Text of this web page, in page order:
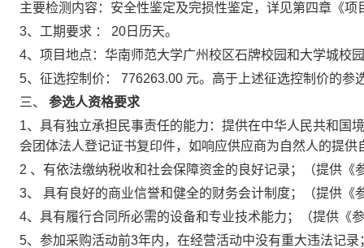
主要检测内容：安全性鉴定及完损性鉴定，详见第四章《项
3、工期要求 ： 20日历天。
4、项目地点：华南师范大学广州校区石牌校园和大学城校园
5、征选控制价： 776263.00 元。高于上述征选控制价的参
三、 参选人资格要求
1、具有独立承担民事责任的能力：提供在中华人民共和国
会团体法人登记证书复印件，如响应供应商为自然人的提
2 、有依法缴纳税收和社会保障资金的良好记录；（提供《
3、 具有良好的商业信誉和健全的财务会计制度；（提供《
4、具有履行合同所必需的设备和专业技术能力；（提供《
5、参加采购活动前3年内，在经营活动中没有重大违法记